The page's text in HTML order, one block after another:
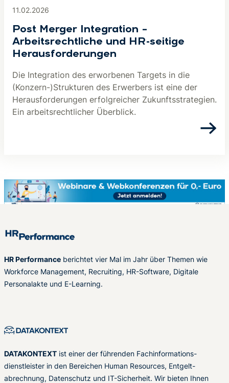
11.02.2026
Post Merger Integration –
Arbeitsrechtliche und HR-seitige
Herausforderungen
Die Integration des erworbenen Targets in die
(Konzern-)Strukturen des Erwerbers ist eine der
Herausforderungen erfolgreicher Zukunftsstrategien.
Ein arbeitsrechtlicher Überblick.
HR Performance berichtet vier Mal im Jahr über Themen wie
Workforce Management, Recruiting, HR-Software, Digitale
Personalakte und E-Learning.
DATAKONTEXT ist einer der führenden Fachinformations-
dienstleister in den Bereichen Human Resources, Entgelt-
abrechnung, Datenschutz und IT-Sicherheit. Wir bieten Ihnen